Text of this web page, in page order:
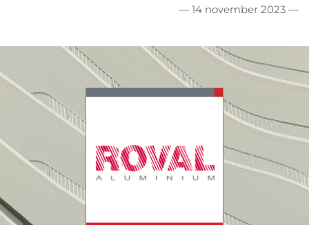
— 14 november 2023 —